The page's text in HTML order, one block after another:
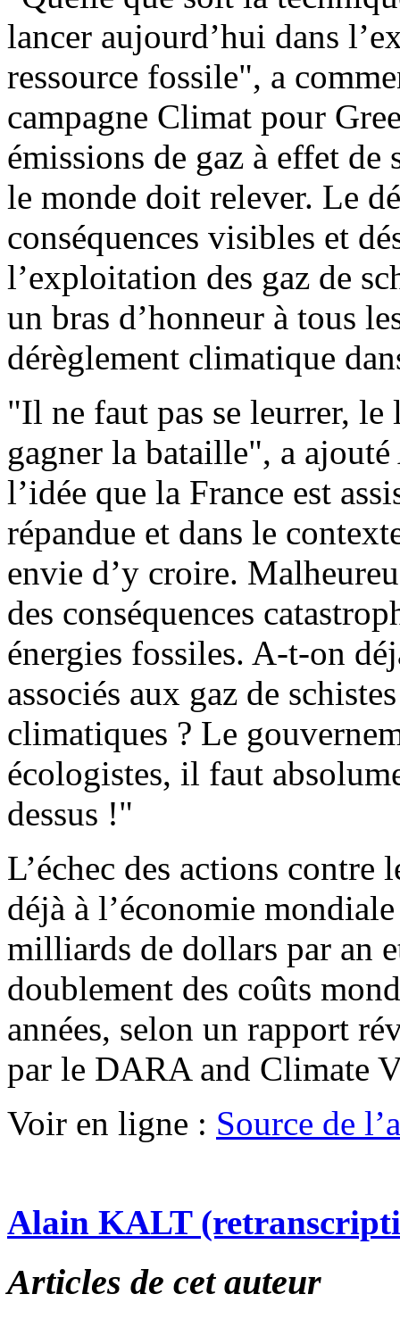
lancer aujourd’hui dans
ressource fossile", a
campagne Climat pour
émissions de gaz à effet
le monde doit relever. Le
conséquences visibles et
l’exploitation des gaz de
un bras d’honneur à tous
dérèglement climatique
"Il ne faut pas se leurrer,
gagner la bataille", a
l’idée que la France est
répandue et dans le
envie d’y croire.
des conséquences
énergies fossiles. A-t-on
associés aux gaz de
climatiques ? Le
écologistes, il faut
dessus !"
L’échec des actions contre
déjà à l’économie
milliards de dollars par an
doublement des coûts
années, selon un rapport
par le DARA and Climate
Voir en ligne : Source de
Alain KALT
Articles de cet auteur